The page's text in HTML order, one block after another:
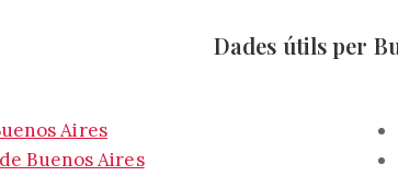
Dades útils per
Aires
Buenos Aires